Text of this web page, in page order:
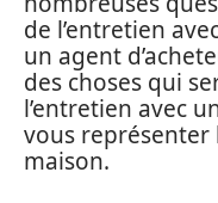
de l’entretien
un agent
des choses qui
l’entretien avec
vous représenter
maison.